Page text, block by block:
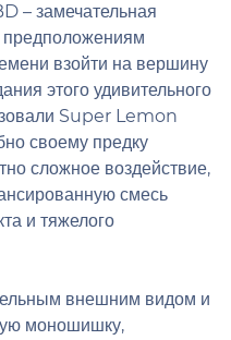
– замечательная
предположениям
взойти на вершину
этого удивительного
Super Lemon
своему предку
сложное воздействие,
смесь
и тяжелого
внешним видом и
моношишку,